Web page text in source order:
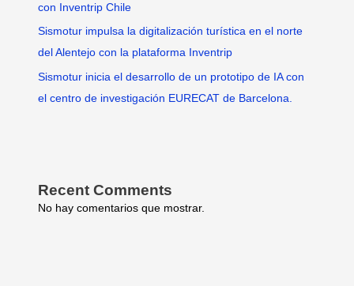
con Inventrip Chile
Sismotur impulsa la digitalización turística en el norte
del Alentejo con la plataforma Inventrip
Sismotur inicia el desarrollo de un prototipo de IA con
el centro de investigación EURECAT de Barcelona.
Recent Comments
No hay comentarios que mostrar.